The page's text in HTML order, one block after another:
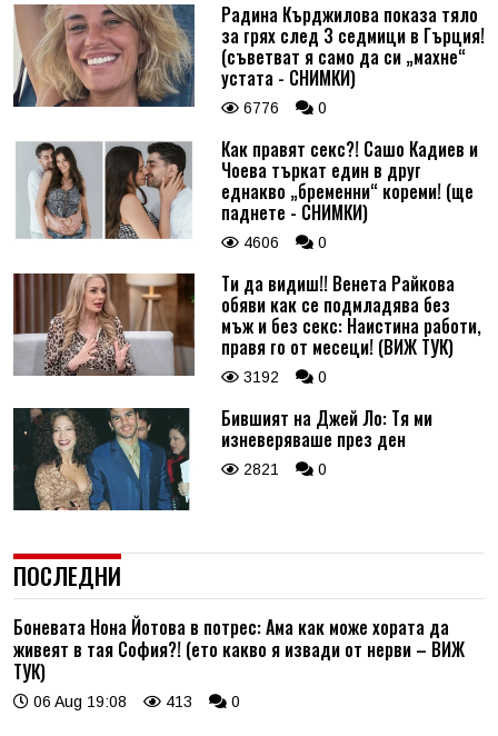
Радина Кърджилова показа тяло
за грях след 3 седмици в Гърция!
(съветват я само да си „махне“
устата - СНИМКИ)
6776 0
Как правят секс?! Сашо Кадиев и
Чоева търкат един в друг
еднакво „бременни“ кореми! (ще
паднете - СНИМКИ)
4606 0
Ти да видиш!! Венета Райкова
обяви как се подмладява без
мъж и без секс: Наистина работи,
правя го от месеци! (ВИЖ ТУК)
3192 0
Бившият на Джей Ло: Тя ми
изневеряваше през ден
2821 0
ПОСЛЕДНИ
Боневата Нона Йотова в потрес: Ама как може хората да
живеят в тая София?! (ето какво я извади от нерви – ВИЖ
ТУК)
06 Aug 19:08 413 0